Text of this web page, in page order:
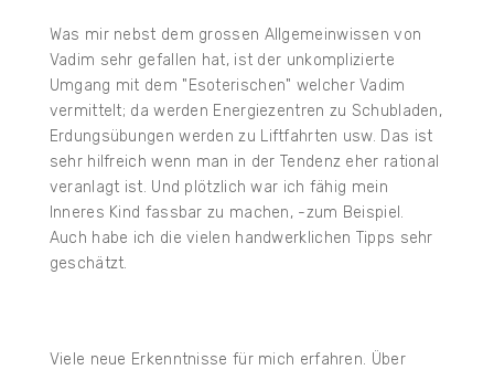
Was mir nebst dem grossen Allgemeinwissen von
Vadim sehr gefallen hat, ist der unkomplizierte
Umgang mit dem "Esoterischen" welcher Vadim
vermittelt; da werden Energiezentren zu Schubladen,
Erdungsübungen werden zu Liftfahrten usw. Das ist
sehr hilfreich wenn man in der Tendenz eher rational
veranlagt ist. Und plötzlich war ich fähig mein
Inneres Kind fassbar zu machen, -zum Beispiel.
Auch habe ich die vielen handwerklichen Tipps sehr
geschätzt.
Viele neue Erkenntnisse für mich erfahren. Über